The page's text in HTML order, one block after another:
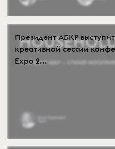
Президент АБКР
креативной сессии
Expo 2...